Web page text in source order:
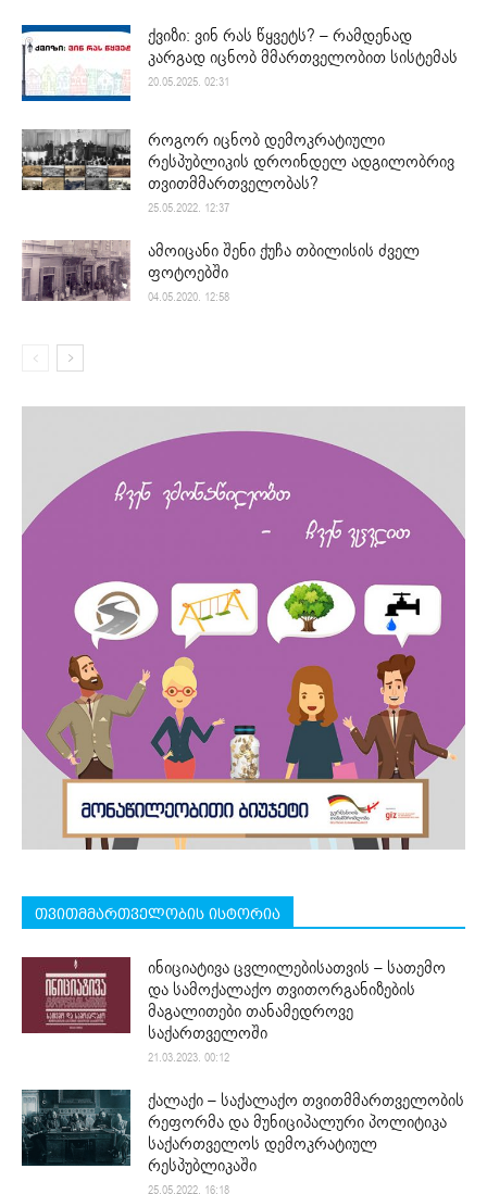
ქვიზი: ვინ რას წყვეტს? – რამდენად
კარგად იცნობ მმართველობით სისტემას
20.05.2025. 02:31
როგორ იცნობ დემოკრატიული
რესპუბლიკის დროინდელ ადგილობრივ
თვითმმართველობას?
25.05.2022. 12:37
ამოიცანი შენი ქუჩა თბილისის ძველ
ფოტოებში
04.05.2020. 12:58
თვითმმართველობის ისტორია
ინიციატივა ცვლილებისათვის – სათემო
და სამოქალაქო თვითორგანიზების
მაგალითები თანამედროვე
საქართველოში
21.03.2023. 00:12
ქალაქი – საქალაქო თვითმმართველობის
რეფორმა და მუნიციპალური პოლიტიკა
საქართველოს დემოკრატიულ
რესპუბლიკაში
25.05.2022. 16:18